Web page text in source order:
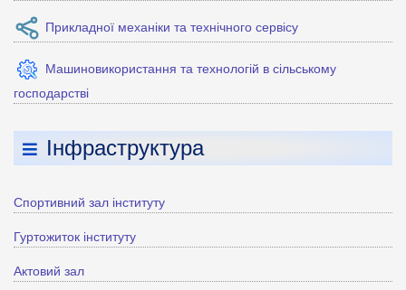
Прикладної механіки та технічного сервісу
Машиновикористання та технологій в сільському
господарстві
Інфраструктура
Спортивний зал інституту
Гуртожиток інституту
Актовий зал